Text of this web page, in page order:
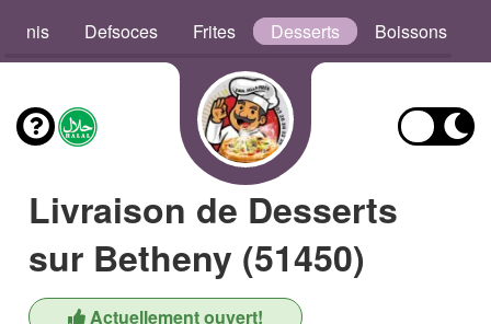
Defsoces Frites Desserts Boissons
Livraison de Desserts
sur Betheny (51450)
Actuellement ouvert!